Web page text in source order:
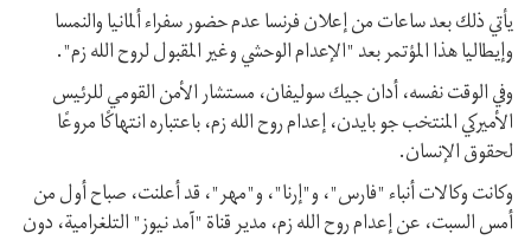
يأتي ذلك بعد ساعات من إعلان فرنسا عدم حضور سفراء ألمانيا والنمسا
وإيطاليا هذا المؤتمر بعد "الإعدام الوحشي وغير المقبول لروح الله زم".
وفي الوقت نفسه، أدان جيك سوليفان، مستشار الأمن القومي للرئيس
الأميركي المنتخب جو بايدن، إعدام روح الله زم، باعتباره انتهاكًا مروعًا
لحقوق الإنسان.
وكانت وكالات أنباء "فارس"، و"إرنا"، و"مهر"، قد أعلنت، صباح أول من
أمس السبت، عن إعدام روح الله زم، مدير قناة "آمد نيوز" التلغرامية، دون